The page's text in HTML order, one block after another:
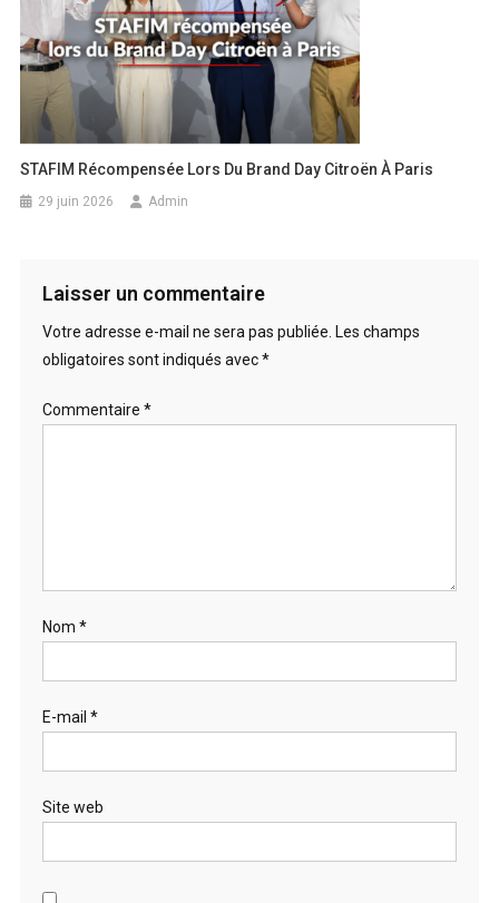
STAFIM Récompensée Lors Du Brand Day Citroën À Paris
29 juin 2026 Admin
Laisser un commentaire
Votre adresse e-mail ne sera pas publiée. Les champs
obligatoires sont indiqués avec*
Commentaire *
Nom *
E-mail *
Site web